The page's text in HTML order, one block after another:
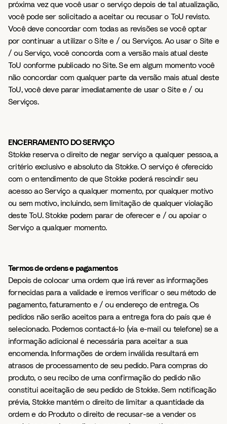
próxima vez que você usar o serviço depois de tal atualização,
você pode ser solicitado a aceitar ou recusar o ToU revisto.
Você deve concordar com todas as revisões se você optar
por continuar a utilizar o Site e / ou Serviços. Ao usar o Site e
/ ou Serviço, você concorda com a versão mais atual deste
ToU conforme publicado no Site. Se em algum momento você
não concordar com qualquer parte da versão mais atual deste
ToU, você deve parar imediatamente de usar o Site e / ou
Serviços.
ENCERRAMENTO DO SERVIÇO
Stokke reserva o direito de negar serviço a qualquer pessoa, a
critério exclusivo e absoluto da Stokke. O serviço é oferecido
com o entendimento de que Stokke poderá rescindir seu
acesso ao Serviço a qualquer momento, por qualquer motivo
ou sem motivo, incluindo, sem limitação de qualquer violação
deste ToU. Stokke podem parar de oferecer e / ou apoiar o
Serviço a qualquer momento.
Termos de ordens e pagamentos
Depois de colocar uma ordem que irá rever as informações
fornecidas para a validade e iremos verificar o seu método de
pagamento, faturamento e / ou endereço de entrega. Os
pedidos não serão aceitos para a entrega fora do país que é
selecionado. Podemos contactá-lo (via e-mail ou telefone) se a
informação adicional é necessária para aceitar a sua
encomenda. Informações de ordem inválida resultará em
atrasos de processamento de seu pedido. Para compras do
produto, o seu recibo de uma confirmação do pedido não
constitui aceitação de seu pedido de Stokke. Sem notificação
prévia, Stokke mantém o direito de limitar a quantidade da
ordem e do Produto o direito de recusar-se a vender os